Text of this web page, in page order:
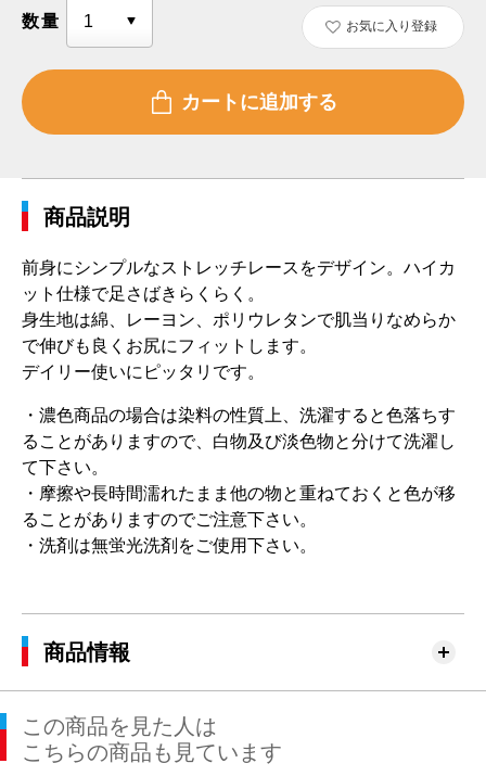
数量 お気に入り登録
商品説明
前身にシンプルなストレッチレースをデザイン。ハイカ
ット仕様で足さばきらくらく。
身生地は綿、レーヨン、ポリウレタンで肌当りなめらか
で伸びも良くお尻にフィットします。
デイリー使いにピッタリです。
・濃色商品の場合は染料の性質上、洗濯すると色落ちす
ることがありますので、白物及び淡色物と分けて洗濯し
て下さい。
・摩擦や長時間濡れたまま他の物と重ねておくと色が移
ることがありますのでご注意下さい。
・洗剤は無蛍光洗剤をご使用下さい。
商品情報
この商品を見た人は
こちらの商品も見ています